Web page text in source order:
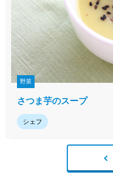
野菜
さつま芋のスープ
シェフ